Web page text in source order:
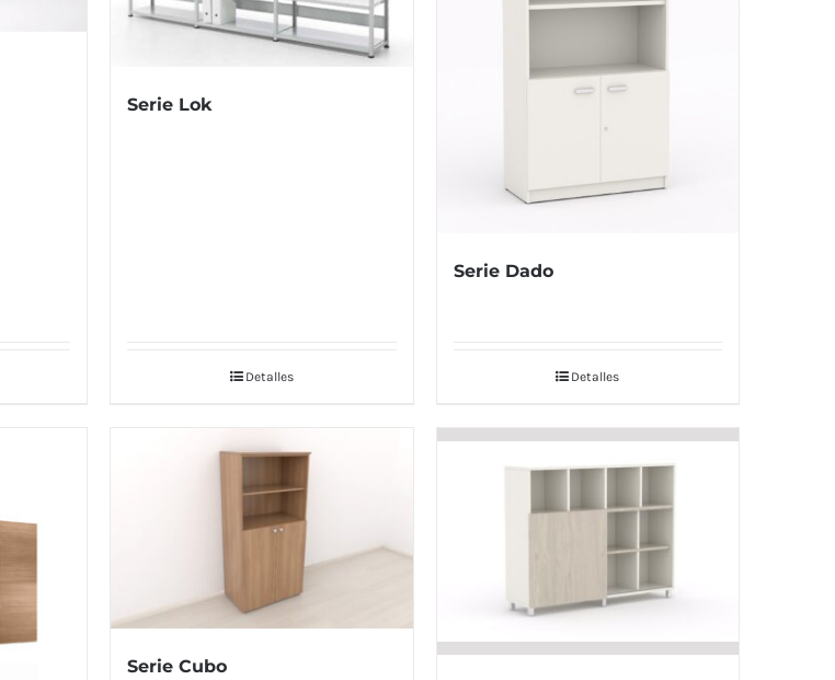
Serie Lok
Detalles
Serie Dado
Detalles
Serie Cubo